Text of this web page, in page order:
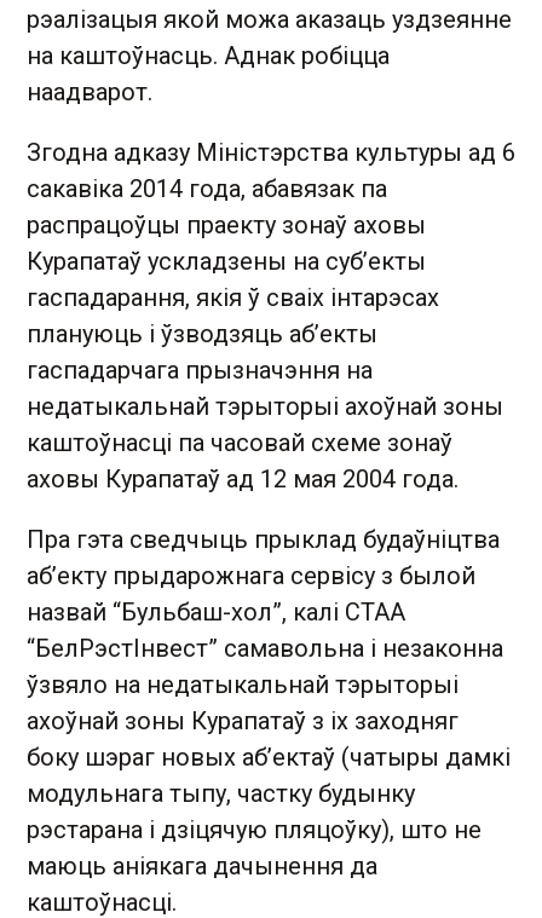
рэалізацыя якой можа аказаць уздзеянне
на каштоўнасць. Аднак робіцца
наадварот.
Згодна адказу Міністэрства культуры ад 6
сакавіка 2014 года, абавязак па
распрацоўцы праекту зонаў аховы
Курапатаў ускладзены на суб’екты
гаспадарання, якія ў сваіх інтарэсах
плануюць і ўзводзяць аб’екты
гаспадарчага прызначэння на
недатыкальнай тэрыторыі ахоўнай зоны
каштоўнасці па часовай схеме зонаў
аховы Курапатаў ад 12 мая 2004 года.
Пра гэта сведчыць прыклад будаўніцтва
аб’екту прыдарожнага сервісу з былой
назвай “Бульбаш-хол”, калі СТАА
“БелРэстІнвест” самавольна і незаконна
ўзвяло на недатыкальнай тэрыторыі
ахоўнай зоны Курапатаў з іх заходняг
боку шэраг новых аб’ектаў (чатыры дамкі
модульнага тыпу, частку будынку
рэстарана і дзіцячую пляцоўку), што не
маюць аніякага дачынення да
каштоўнасці.